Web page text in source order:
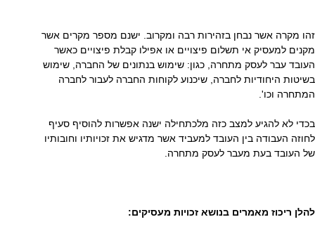
זהו מקרה אשר נבחן בזהירות רבה ומקרוב. ישנם מספר מקרים אשר
מקנים למעסיק אי תשלום פיצויים או אפילו קבלת פיצויים כאשר
העובד עבר לעסק מתחרה, כגון: שימוש בנתונים של החברה, שימוש
בשיטות היחודיות לחברה, שיכנוע לקוחות החברה לעבור לחברה
המתחרה וכו'.
בכדי לא להגיע למצב כזה מלכתחילה ישנה אפשרות להוסיף סעיף
לחוזה העבודה בין העובד למעביד אשר מדגיש את זכויותיו וחובותיו
של העובד בעת מעבר לעסק מתחרה.
להלן ריכוז מאמרים בנושא זכויות מעסיקים: